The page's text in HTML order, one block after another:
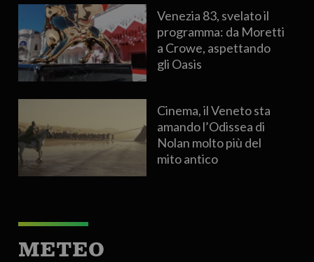
Venezia 83, svelato il
programma: da Moretti
a Crowe, aspettando
gli Oasis
Cinema, il Veneto sta
amando l’Odissea di
Nolan molto più del
mito antico
METEO